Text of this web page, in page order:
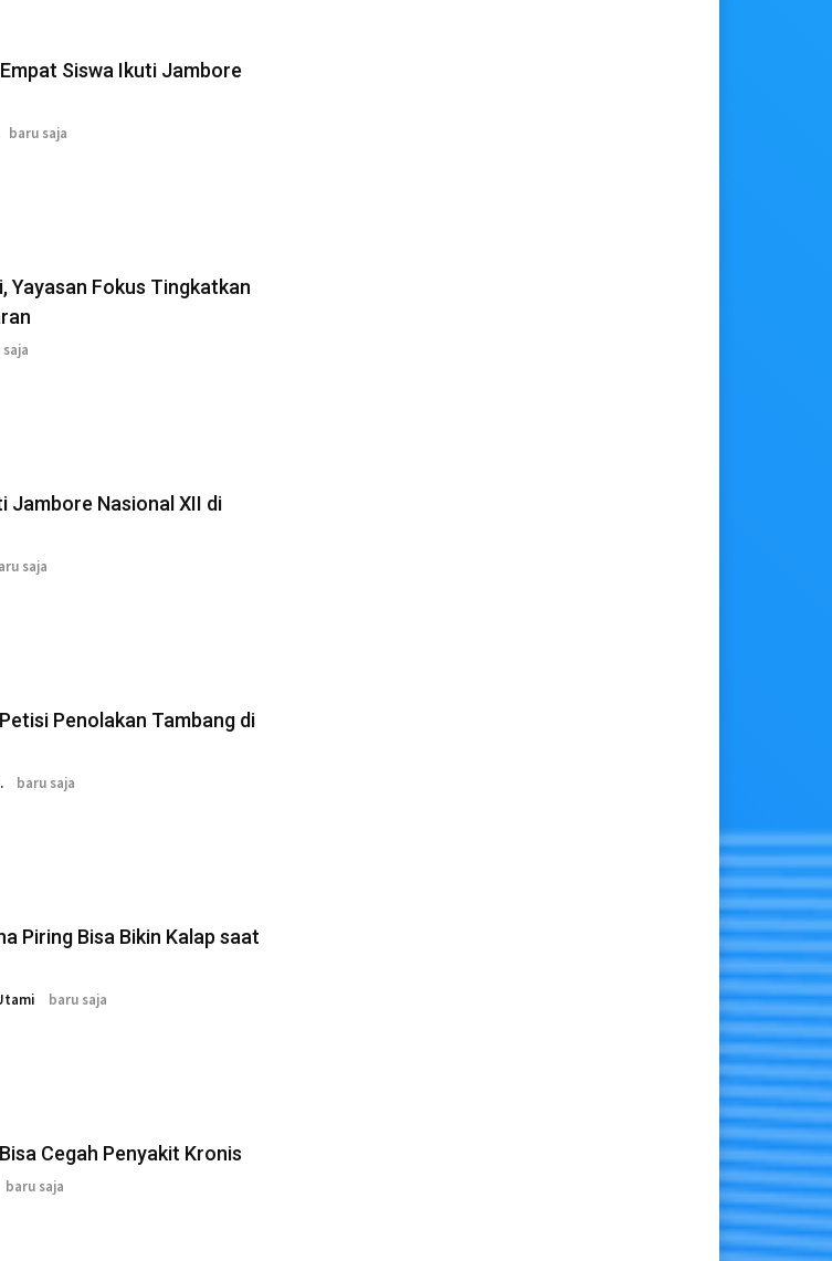
Siswa Ikuti Jambore
baru saja
Yayasan Fokus Tingkatkan
Jambore Nasional XII di
saja
Penolakan Tambang di
baru saja
Piring Bisa Bikin Kalap saat
baru saja
Cegah Penyakit Kronis
baru saja